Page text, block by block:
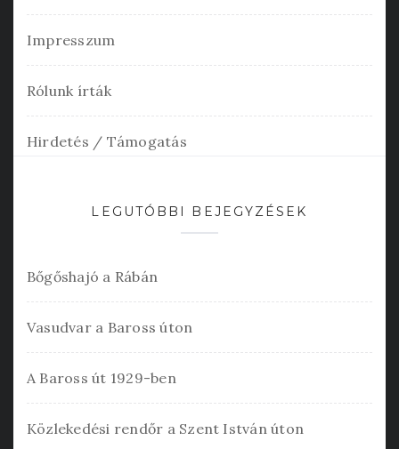
Impresszum
Rólunk írták
Hirdetés / Támogatás
LEGUTÓBBI BEJEGYZÉSEK
Bőgőshajó a Rábán
Vasudvar a Baross úton
A Baross út 1929-ben
Közlekedési rendőr a Szent István úton